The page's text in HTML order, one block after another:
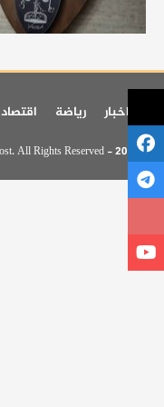
اخر اخبار رياضة اقتصاد
© 2026 - Dama Post. All Rights Reserved.